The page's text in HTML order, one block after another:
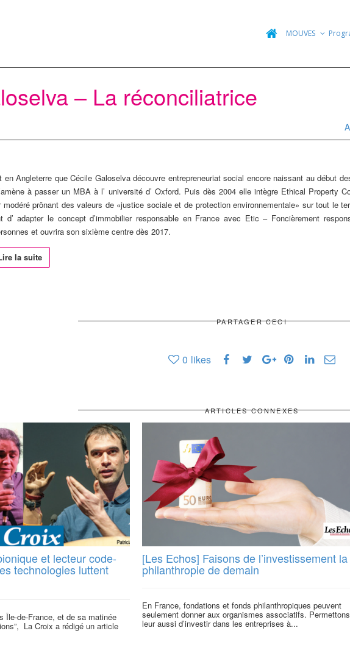
MOUVES
– La réconciliatrice
en Angleterre que Cécile Galoselva découvre entrepreneuriat social encore naissant au début
à passer un MBA à l’ université d’ Oxford. Puis dès 2004 elle intègre Ethical Property
modéré prônant des valeurs de «justice sociale et de protection environnementale» sur tout le
d’ adapter le concept d’immobilier responsable en France avec Etic – Foncièrement
et ouvrira son sixième centre dès 2017.
la suite
PARTAGER CECI
0 likes
ARTICLES CONNEXES
et lecteur code-
technologies luttent
Île-de-France, et de sa matinée
La Croix a rédigé un article
[Les Echos] Faisons de l’investissement la
philanthropie de demain
En France, fondations et fonds philanthropiques peuvent
seulement donner aux organismes associatifs.
leur aussi d’investir dans les entreprises à...